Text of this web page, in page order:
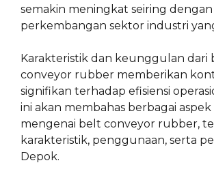
semakin meningkat seiring dengan
perkembangan sektor industri
Karakteristik dan keunggulan dari
conveyor rubber memberikan
signifikan terhadap efisiensi
ini akan membahas berbagai
mengenai belt conveyor rubber,
karakteristik, penggunaan, serta
Depok.